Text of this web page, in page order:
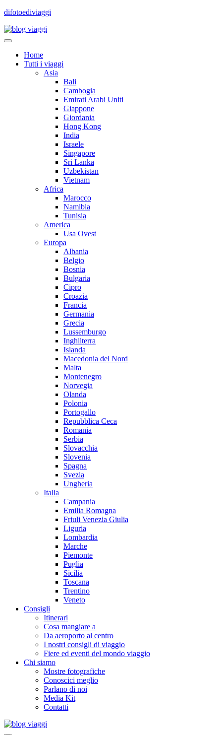
difotoediviaggi
Home
Tutti i viaggi
Asia
Bali
Cambogia
Emirati Arabi Uniti
Giappone
Giordania
Hong Kong
India
Israele
Singapore
Sri Lanka
Uzbekistan
Vietnam
Africa
Marocco
Namibia
Tunisia
America
Usa Ovest
Europa
Albania
Belgio
Bosnia
Bulgaria
Cipro
Croazia
Francia
Germania
Grecia
Lussemburgo
Inghilterra
Islanda
Macedonia del Nord
Malta
Montenegro
Norvegia
Olanda
Polonia
Portogallo
Repubblica Ceca
Romania
Serbia
Slovacchia
Slovenia
Spagna
Svezia
Ungheria
Italia
Campania
Emilia Romagna
Friuli Venezia Giulia
Liguria
Lombardia
Marche
Piemonte
Puglia
Sicilia
Toscana
Trentino
Veneto
Consigli
Itinerari
Cosa mangiare a
Da aeroporto al centro
I nostri consigli di viaggio
Fiere ed eventi del mondo viaggio
Chi siamo
Mostre fotografiche
Conoscici meglio
Parlano di noi
Media Kit
Contatti